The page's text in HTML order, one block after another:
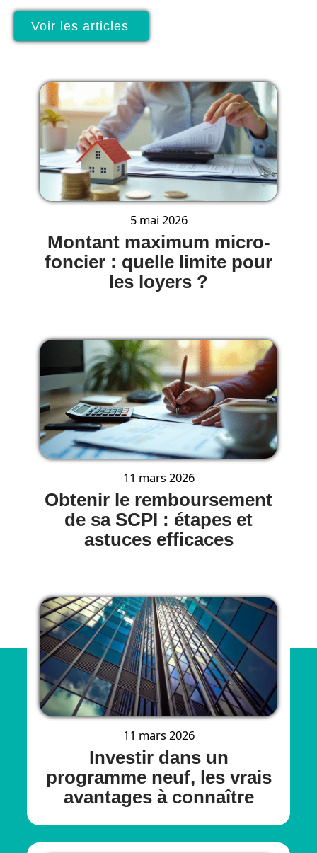
Voir les articles
5 mai 2026
Montant maximum micro-
foncier : quelle limite pour
les loyers ?
11 mars 2026
Obtenir le remboursement
de sa SCPI : étapes et
astuces efficaces
11 mars 2026
Investir dans un
programme neuf, les vrais
avantages à connaître